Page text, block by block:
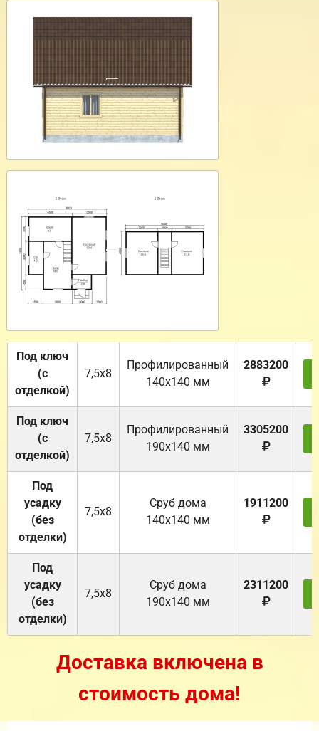
Под ключ
(с
отделкой)
7,5х8
Профилированный
140х140 мм
2883200
Под ключ
(с
отделкой)
7,5х8
Профилированный
190х140 мм
3305200
Под
усадку
(без
отделки)
7,5х8
Cруб дома
140х140 мм
1911200
Под
усадку
(без
отделки)
7,5х8
Cруб дома
190х140 мм
2311200
Доставка включена в
стоимость дома!